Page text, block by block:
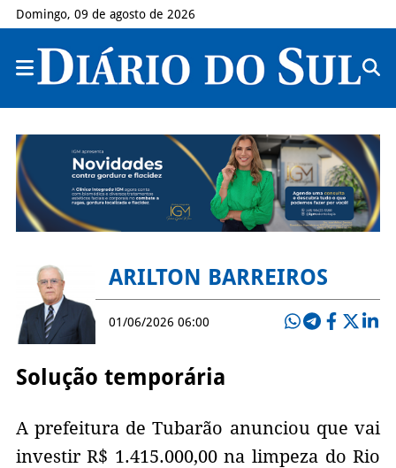
Domingo, 09 de agosto de 2026
ARILTON BARREIROS
01/06/2026 06:00
Solução temporária
A prefeitura de Tubarão anunciou que vai
investir R$ 1.415.000,00 na limpeza do Rio